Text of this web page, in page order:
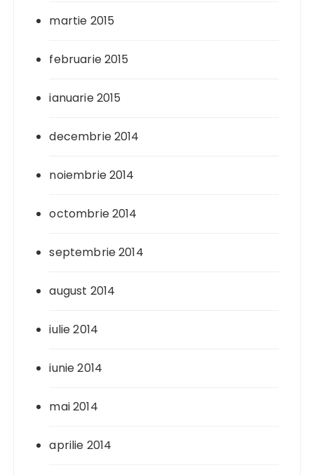
martie 2015
februarie 2015
ianuarie 2015
decembrie 2014
noiembrie 2014
octombrie 2014
septembrie 2014
august 2014
iulie 2014
iunie 2014
mai 2014
aprilie 2014